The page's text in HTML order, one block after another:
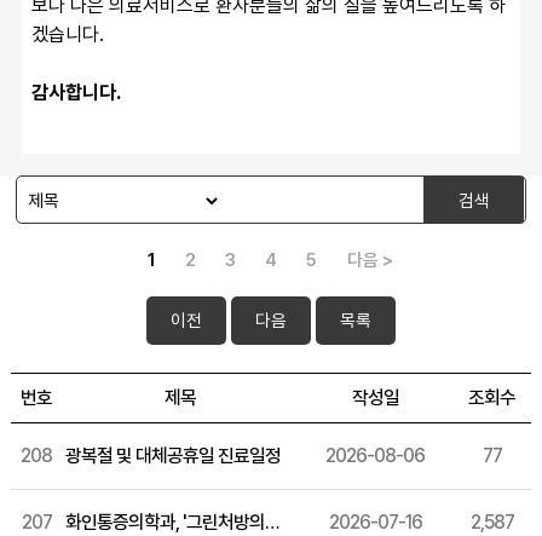
보다 나은 의료서비스로 환자분들의 삶의 질을 높여드리도록 하
겠습니다.
감사합니다.
검색
1 2 3 4 5 다음 >
이전 다음 목록
번호 제목 작성일 조회수
208 광복절 및 대체공휴일 진료일정 2026-08-06 77
207 화인통증의학과, '그린처방의원' 연속 선정 2026-07-16 2,587